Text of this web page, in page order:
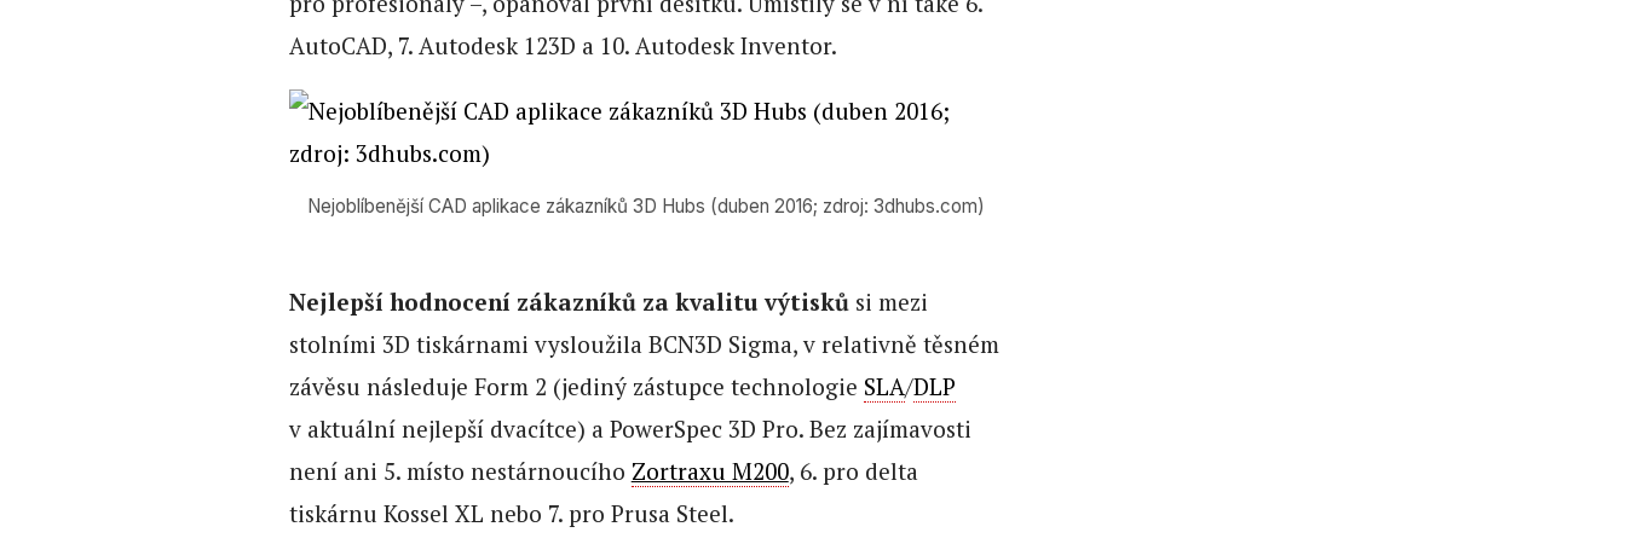
AutoCAD, 7. Autodesk 123D a 10. Autodesk Inventor.
Nejoblíbenější CAD aplikace zákazníků 3D Hubs (duben 2016; zdroj: 3dhubs.com)
Nejlepší hodnocení zákazníků za kvalitu výtiskůsi mezi
stolními 3D tiskárnami vysloužila BCN3D Sigma, v relativně těsném
závěsu následuje Form 2 (jediný zástupce technologie SLA/DLP
v aktuální nejlepší dvacítce) a PowerSpec 3D Pro. Bez zajímavosti
není ani 5. místo nestárnoucího Zortraxu M200, 6. pro delta
tiskárnu Kossel XL nebo 7. pro Prusa Steel.